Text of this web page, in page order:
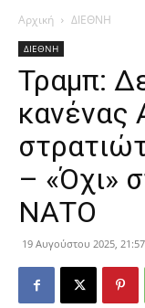
Αρχική ΔΙΕΘΝΗ
ΔΙΕΘΝΗ
Τραμπ:
κανένας
– «Όχι»
ΝΑΤΟ
19 Αυγούστου 2025, 21:57